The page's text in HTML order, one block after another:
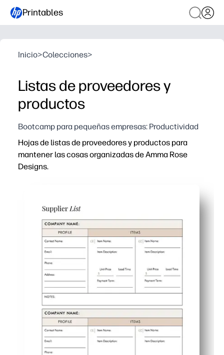
Printables
Inicio>Colecciones>
Listas de proveedores y
productos
Bootcamp para pequeñas empresas: Productividad
Hojas de listas de proveedores y productos para
mantener las cosas organizadas de Amma Rose
Designs.